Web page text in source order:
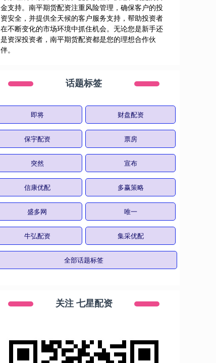
金支持。南平期货配资注重风险管理，确保客户的投
资安全，并提供全天候的客户服务支持，帮助投资者
在不断变化的市场环境中抓住机会。无论您是新手还
是资深投资者，南平期货配资都是您的理想合作伙
伴。
话题标签
即将 财盘配资
保宇配资 票房
突然 宣布
信康优配 多赢策略
盛多网 唯一
牛弘配资 集采优配
全部话题标签
关注 七星配资